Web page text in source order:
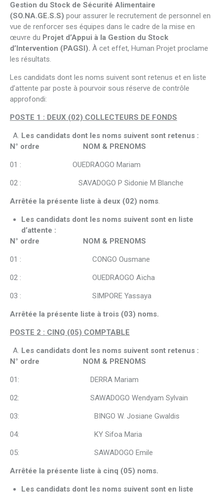
Gestion du Stock de Sécurité Alimentaire
(SO.NA.GE.S.S) pour assurer le recrutement de personnel en
vue de renforcer ses équipes dans le cadre de la mise en
œuvre du Projet d’Appui à la Gestion du Stock
d’Intervention (PAGSI). À cet effet, Human Projet proclame
les résultats.
Les candidats dont les noms suivent sont retenus et en liste
d’attente par poste à pourvoir sous réserve de contrôle
approfondi:
POSTE 1 : DEUX (02) COLLECTEURS DE FONDS
Les candidats dont les noms suivent sont retenus :
N° ordre NOM & PRENOMS
01 : OUEDRAOGO Mariam
02 : SAVADOGO P Sidonie M Blanche
Arrêtée la présente liste à deux (02) noms.
Les candidats dont les noms suivent sont en liste
d’attente :
N° ordre NOM & PRENOMS
01 : CONGO Ousmane
02 : OUEDRAOGO Aïcha
03 : SIMPORE Yassaya
Arrêtée la présente liste à trois (03) noms.
POSTE 2 : CINQ (05) COMPTABLE
Les candidats dont les noms suivent sont retenus :
N° ordre NOM & PRENOMS
01: DERRA Mariam
02: SAWADOGO Wendyam Sylvain
03: BINGO W. Josiane Gwaldis
04: KY Sifoa Maria
05: SAWADOGO Emile
Arrêtée la présente liste à cinq (05) noms.
Les candidats dont les noms suivent sont en liste